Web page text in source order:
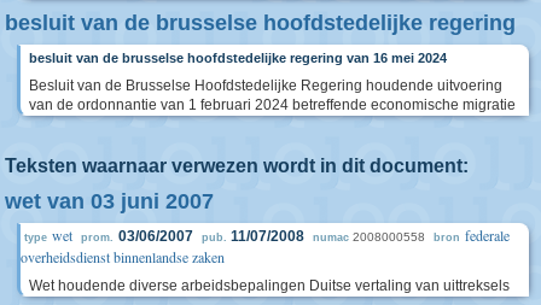
besluit van de brusselse hoofdstedelijke regering
besluit van de brusselse hoofdstedelijke regering van 16 mei 2024
Besluit van de Brusselse Hoofdstedelijke Regering houdende uitvoering
van de ordonnantie van 1 februari 2024 betreffende economische migratie
Teksten waarnaar verwezen wordt in dit document:
wet van 03 juni 2007
type wet prom. 03/06/2007 pub. 11/07/2008 numac 2008000558 bron federale
overheidsdienst binnenlandse zaken
Wet houdende diverse arbeidsbepalingen Duitse vertaling van uittreksels